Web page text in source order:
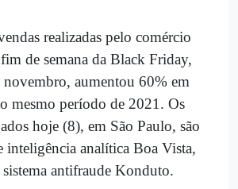
realizadas pelo comércio
de semana da Black Friday,
novembro, aumentou 60% em
mesmo período de 2021. Os
hoje (8), em São Paulo, são
inteligência analítica Boa Vista,
antifraude Konduto.